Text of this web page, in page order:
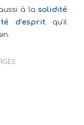
à lasolidité
d’esprit qu’il